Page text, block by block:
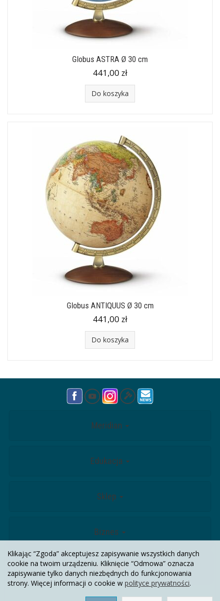
Globus ASTRA Ø 30 cm
441,00 zł
Do koszyka
Globus ANTIQUUS Ø 30 cm
441,00 zł
Do koszyka
Meridian
Edukacja
Sklep
Biznes
Kontakt
Klikając “Zgoda” akceptujesz zapisywanie wszystkich danych
cookie na twoim urządzeniu. Kliknięcie “Odmowa” oznacza
zapisywanie tylko danych niezbędnych do funkcjonowania
strony. Więcej informacji o cookie w polityce prywatności.